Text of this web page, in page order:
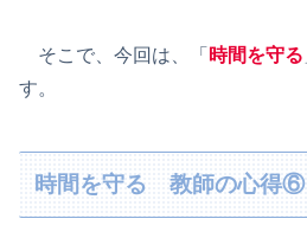
そこで、今回は、「 時間を守る
す。
時間を守る 教師の心得⑥